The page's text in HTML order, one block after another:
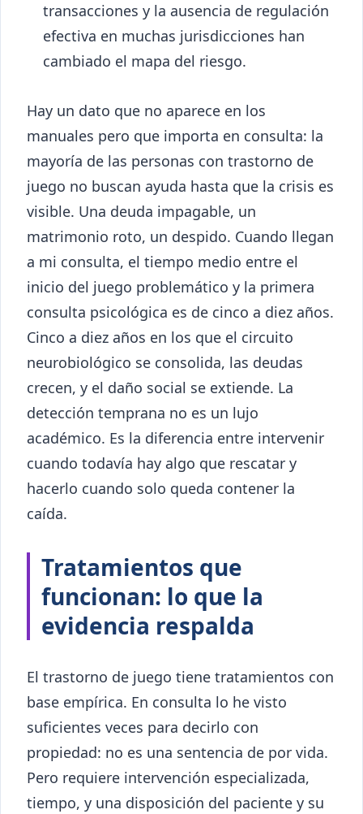
transacciones y la ausencia de regulación
efectiva en muchas jurisdicciones han
cambiado el mapa del riesgo.
Hay un dato que no aparece en los
manuales pero que importa en consulta: la
mayoría de las personas con trastorno de
juego no buscan ayuda hasta que la crisis es
visible. Una deuda impagable, un
matrimonio roto, un despido. Cuando llegan
a mi consulta, el tiempo medio entre el
inicio del juego problemático y la primera
consulta psicológica es de cinco a diez años.
Cinco a diez años en los que el circuito
neurobiológico se consolida, las deudas
crecen, y el daño social se extiende. La
detección temprana no es un lujo
académico. Es la diferencia entre intervenir
cuando todavía hay algo que rescatar y
hacerlo cuando solo queda contener la
caída.
Tratamientos que
funcionan: lo que la
evidencia respalda
El trastorno de juego tiene tratamientos con
base empírica. En consulta lo he visto
suficientes veces para decirlo con
propiedad: no es una sentencia de por vida.
Pero requiere intervención especializada,
tiempo, y una disposición del paciente y su